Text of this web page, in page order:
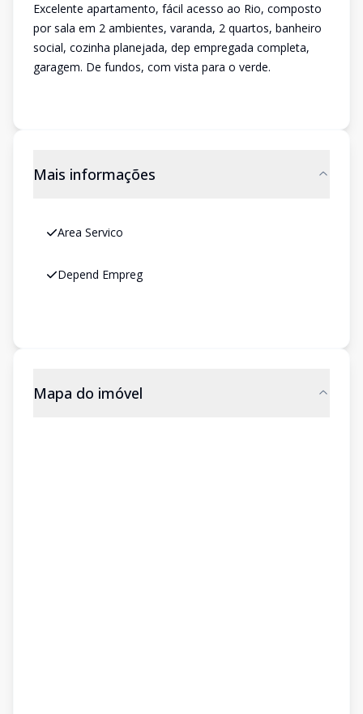
Excelente apartamento, fácil acesso ao Rio, composto
por sala em 2 ambientes, varanda, 2 quartos, banheiro
social, cozinha planejada, dep empregada completa,
garagem. De fundos, com vista para o verde.
Mais informações
Area Servico
Depend Empreg
Mapa do imóvel